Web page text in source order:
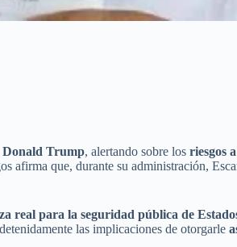
Donald Trump, alertando sobre los riesgos
afirma que, durante su administración,
real para la seguridad pública de
las implicaciones de otorgarle